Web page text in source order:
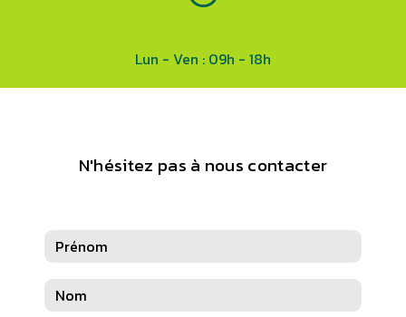
Lun - Ven : 09h - 18h
N'hésitez pas à nous contacter